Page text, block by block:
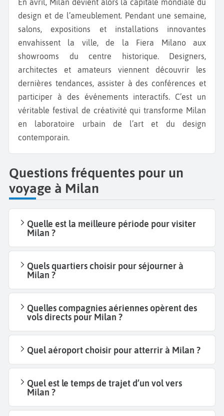
En avril, Milan devient alors la capitale mondiale du
design et de l’ameublement. Pendant une semaine,
salons, expositions et installations innovantes
envahissent la ville, de la Fiera Milano aux
showrooms du centre historique. Designers,
architectes et amateurs viennent découvrir les
dernières tendances, assister à des conférences et
participer à des événements interactifs. C’est un
véritable festival de créativité qui transforme Milan
en laboratoire urbain de l’art et du design
contemporain.
Questions fréquentes pour un
voyage à Milan
Quelle est la meilleure période pour visiter
Milan ?
Quels quartiers choisir pour séjourner à
Milan ?
Quelles compagnies aériennes opèrent des
vols directs pour Milan ?
Quel aéroport choisir pour atterrir à Milan ?
Quel est le temps de trajet d’un vol vers
Milan ?